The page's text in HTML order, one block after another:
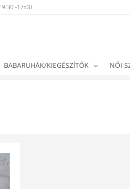
-17:00
BABARUHÁK/KIEGÉSZÍTŐK NŐI